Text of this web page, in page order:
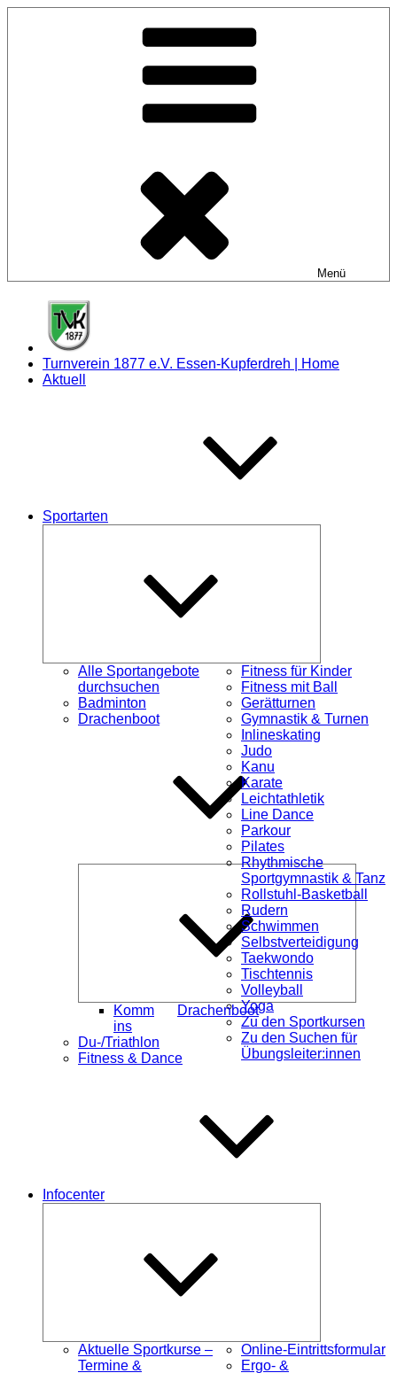
Menü
Turnverein 1877 e.V. Essen-Kupferdreh | Home
Aktuell
Sportarten
Alle Sportangebote
durchsuchen
Badminton
Drachenboot
öffnen
Komm
ins
Drachenboot
Du-/Triathlon
Fitness & Dance
Fitness für Kinder
Fitness mit Ball
Gerätturnen
Gymnastik & Turnen
Inlineskating
Judo
Kanu
Karate
Leichtathletik
Line Dance
Parkour
Pilates
Rhythmische
Sportgymnastik & Tanz
Rollstuhl-Basketball
Rudern
Schwimmen
Selbstverteidigung
Taekwondo
Tischtennis
Volleyball
Yoga
Zu den Sportkursen
Zu den Suchen für
Übungsleiter:innen
Infocenter
Aktuelle Sportkurse –
Termine &
Online-Eintrittsformular
Ergo- &